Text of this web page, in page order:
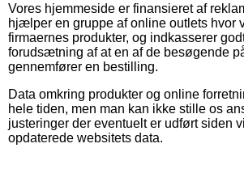
Vores hjemmeside er finansieret af
hjælper en gruppe af online outlets hvor
firmaernes produkter, og indkasserer
forudsætning af at en af de besøgende
gennemfører en bestilling.
Data omkring produkter og online
hele tiden, men man kan ikke stille os
justeringer der eventuelt er udført siden
opdaterede websitets data.